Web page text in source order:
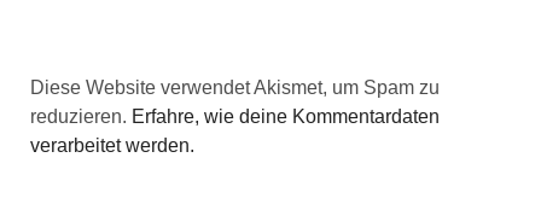
Diese Website verwendet Akismet, um Spam zu
reduzieren. Erfahre, wie deine Kommentardaten
verarbeitet werden.